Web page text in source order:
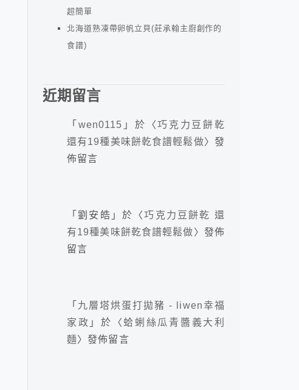
超簡單
北海道熟凍帶卵帆立貝(莊承翰主廚創作的
食譜)
近期留言
「 wen0115 」於〈巧克力豆餅乾
還有19種美味餅乾食譜輕鬆做〉發
佈留言
「劉安皓 」於〈巧克力豆餅乾 還
有19種美味餅乾食譜輕鬆做〉發佈
留言
「 九層塔烘蛋打拋豬 - liwen幸福
家政 」於〈 蛤蜊絲瓜青醬義大利
麵〉發佈留言